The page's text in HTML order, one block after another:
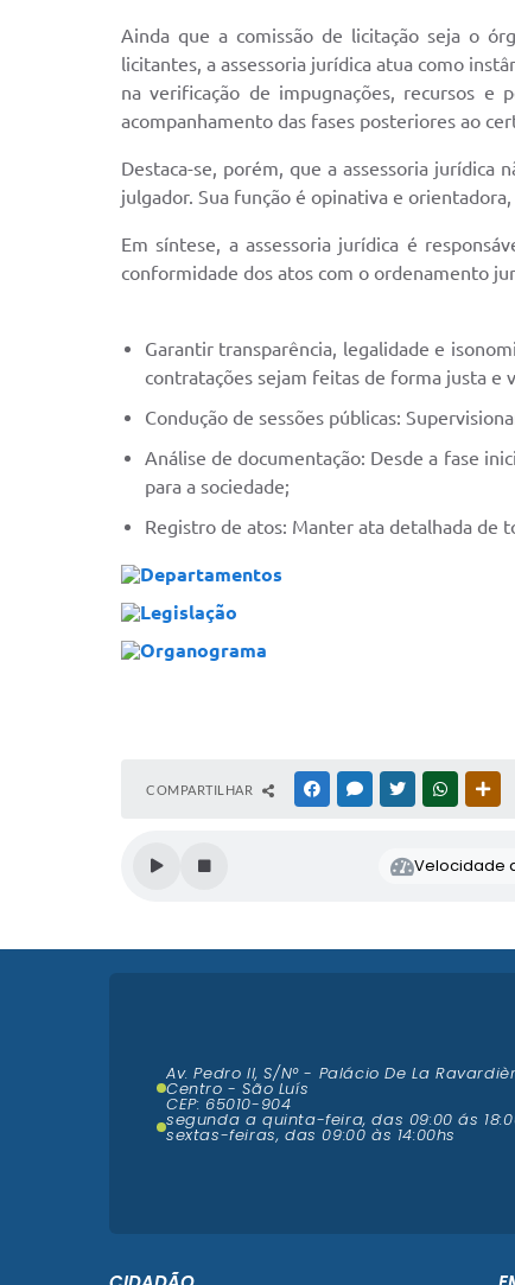
Ainda que a comissão de licitação seja o
licitantes, a assessoria jurídica atua como
na verificação de impugnações, recursos e
acompanhamento das fases posteriores ao
Destaca-se, porém, que a assessoria jurídica
julgador. Sua função é opinativa e
Em síntese, a assessoria jurídica é
conformidade dos atos com o ordenamento
Garantir transparência, legalidade e
contratações sejam feitas de forma justa e
Condução de sessões públicas:
Análise de documentação: Desde a fase
para a sociedade;
Registro de atos: Manter ata detalhada de
Departamentos
Legislação
Organograma
COMPARTILHAR FACEBOOKMESSENGER
TWITTERWHATSAPP
Velocidade
Av. Pedro II, S/N° - Palácio De La
Centro - São Luís
CEP: 65010-904
segunda a quinta-feira, das 09:00 ás
sextas-feiras, das 09:00 às 14:00hs